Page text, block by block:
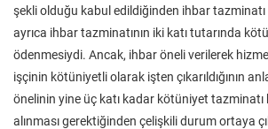
şekli olduğu kabul edildiğinden ihbar
ayrıca ihbar tazminatının iki katı tutarında
ödenmesiydi. Ancak, ihbar öneli verilerek
işçinin kötüniyetli olarak işten çıkarıldığının
önelinin yine üç katı kadar kötüniyet tazminatı
alınması gerektiğinden çelişkili durum ortaya